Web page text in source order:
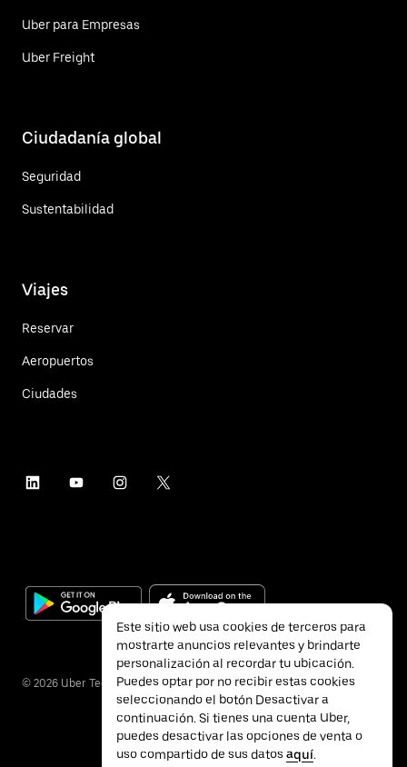
Uber para Empresas
Uber Freight
Ciudadanía global
Seguridad
Sustentabilidad
Viajes
Reservar
Aeropuertos
Ciudades
© 2026 Uber Technologies Inc.
Este sitio web usa cookies de terceros para
mostrarte anuncios relevantes y brindarte
personalización al recordar tu ubicación.
Puedes optar por no recibir estas cookies
seleccionando el botón Desactivar a
continuación. Si tienes una cuenta Uber,
puedes desactivar las opciones de venta o
uso compartido de sus datos aquí.